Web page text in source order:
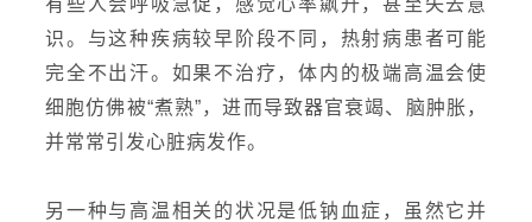
识。与这种疾病较早阶段不同，热射病患者可能
完全不出汗。如果不治疗，体内的极端高温会使
细胞仿佛被“煮熟”，进而导致器官衰竭、脑肿胀，
并常常引发心脏病发作。
另一种与高温相关的状况是低钠血症，虽然它并